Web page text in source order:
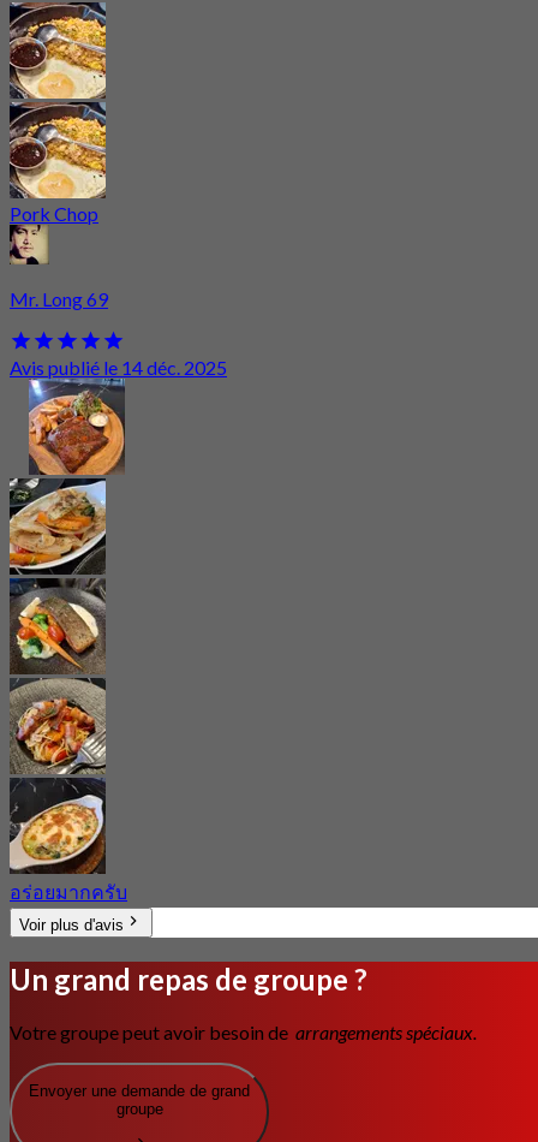
Pork Chop
Mr. Long 69
Avis publié le 14 déc. 2025
อร่อยมากครับ
Voir plus d'avis
Un grand repas de groupe ?
Votre groupe peut avoir besoin de arrangements spéciaux.
Envoyer une demande de grand
groupe